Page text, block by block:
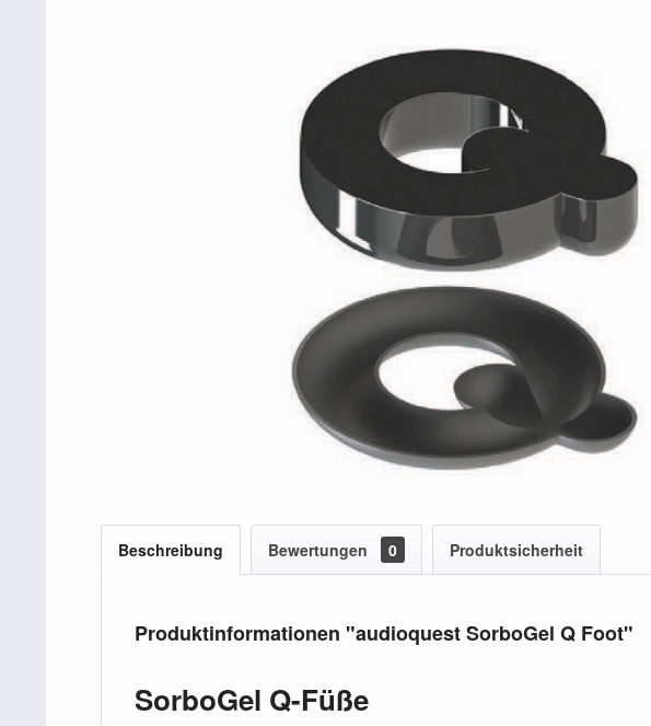
Beschreibung Bewertungen 0 Produktsicherheit
Produktinformationen "audioquest SorboGel Q Foot"
SorboGel Q-Füße